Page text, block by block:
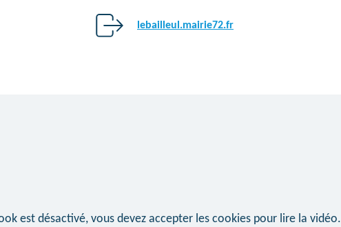
lebailleul.mairie72.fr
est désactivé, vous devez accepter les cookies pour lire la vidéo.